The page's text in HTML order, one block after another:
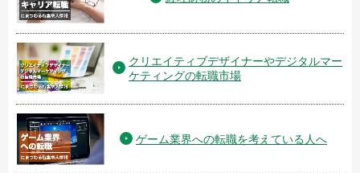
クリエイティブデザイナーやデジタルマー
ケティングの転職市場
ゲーム業界への転職を考えている人へ